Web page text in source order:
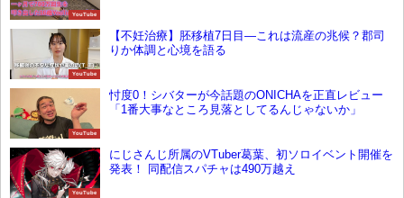
YouTube
YouTube
【不妊治療】胚移植7日目―これは流産の兆候？郡司
りか体調と心境を語る
YouTube
忖度0！シバターが今話題のONICHAを正直レビュー
「1番大事なところ見落としてるんじゃないか」
YouTube
にじさんじ所属のVTuber葛葉、初ソロイベント開催を
発表！ 同配信スパチャは490万越え